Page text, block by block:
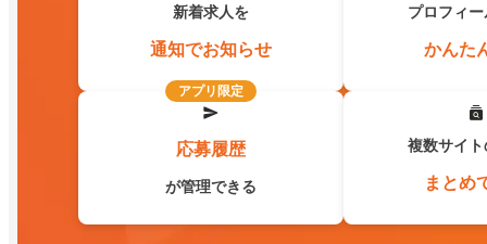
新着求人を
通知でお知らせ
プロフィ
かんた
アプリ限定
応募履歴
が管理できる
複数サイ
まとめ